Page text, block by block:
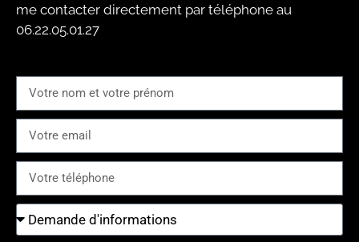
me contacter directement par téléphone au
06.22.05.01.27